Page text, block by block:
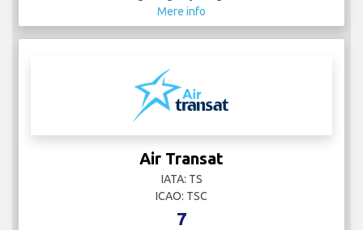
Mere info
Air Transat
IATA: TS
ICAO: TSC
7